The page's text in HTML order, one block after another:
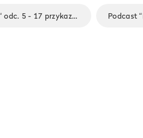
Podcast “Nie Ma Biura“ odc. 5 - 17 przykazań o pracy cz. 1